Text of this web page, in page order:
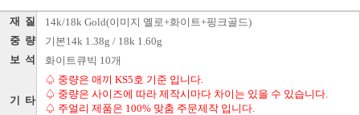
재 질
14k/18k Gold(이미지 옐로+화이트+핑크골드)
중 량
기본14k 1.38g / 18k 1.60g
보 석
화이트큐빅 10개
기 타
♤ 중량은 애끼 KS5호 기준 입니다.
♤ 중량은 사이즈에 따라 제작시마다 차이는 있을 수 있습니다.
♤ 주얼리 제품은 100% 맞춤 주문제작 입니다.